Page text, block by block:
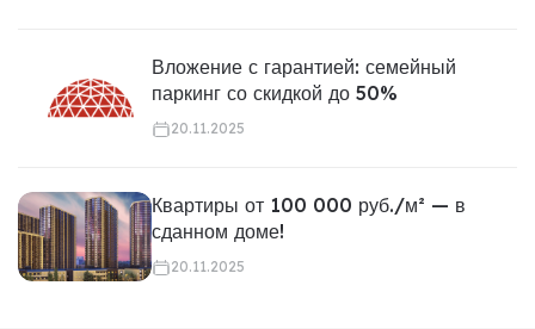
Вложение с гарантией: семейный
паркинг со скидкой до 50%
20.11.2025
Квартиры от 100 000 руб./м² — в
сданном доме!
20.11.2025